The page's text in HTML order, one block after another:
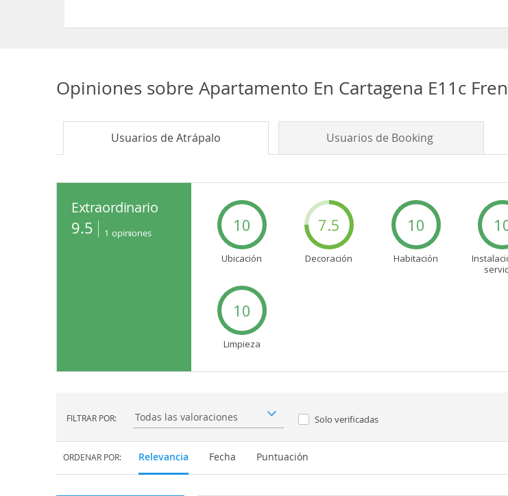
Opiniones sobre Apartamento En Cartagena E11c
Usuarios deAtrápalo Usuarios de Booking
Extraordinario
9.5 1 opiniones 10
Ubicación
7.5
Decoración
10
Habitación
10
Limpieza
FILTRAR POR: Filtrar por: Solo verificadas
ORDENAR POR: Relevancia Fecha Puntuación